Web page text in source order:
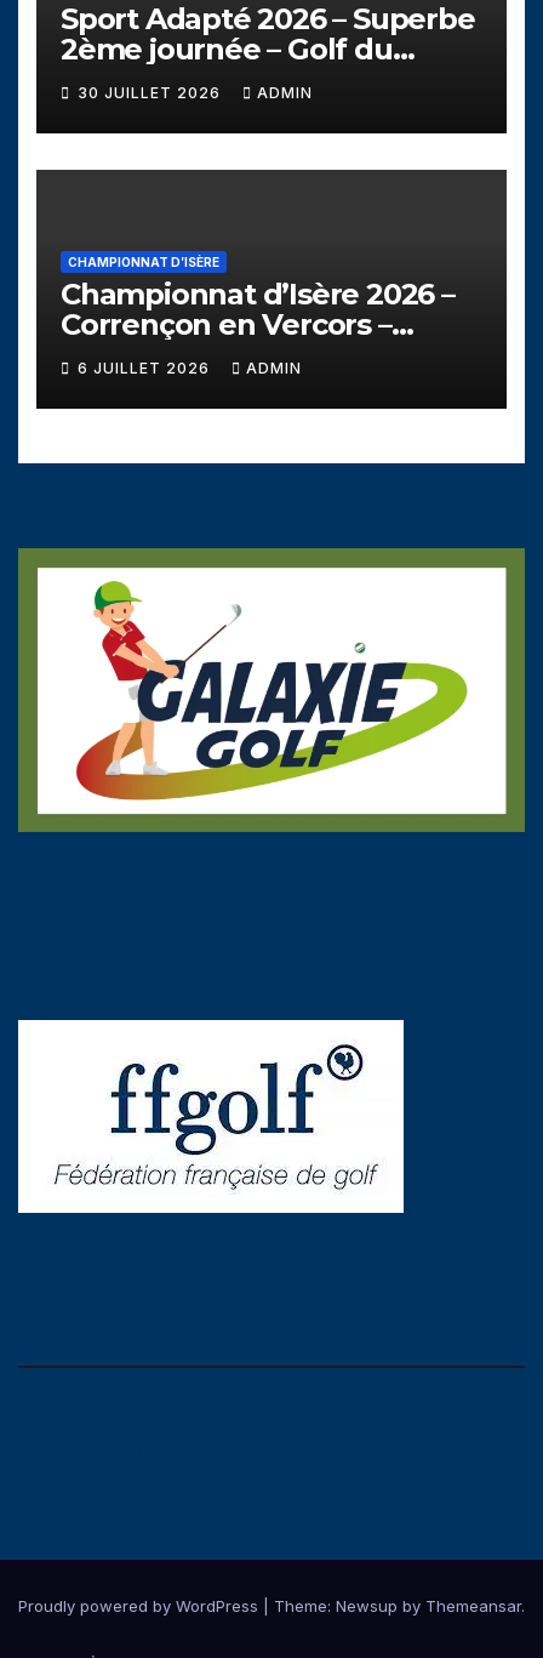
Sport Adapté 2026 – Superbe
2ème journée – Golf du
Campanil
30 JUILLET 2026 ADMIN
CHAMPIONNAT D’ISÈRE
Championnat d’Isère 2026 –
Corrençon en Vercors –
Dimanche 5 juillet
6 JUILLET 2026 ADMIN
Proudly powered by WordPress Theme: Newsup by Themeansar.